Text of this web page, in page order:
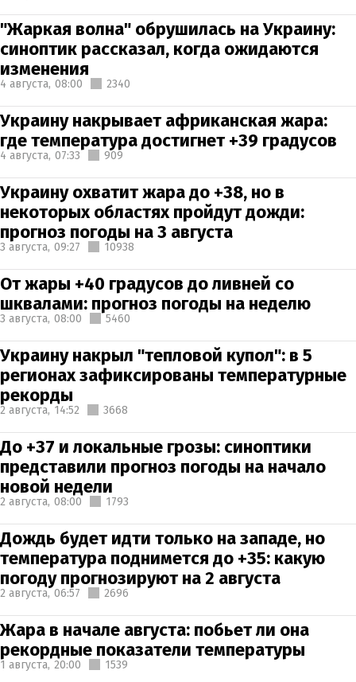
"Жаркая волна" обрушилась на Украину:
синоптик рассказал, когда ожидаются
изменения
4 августа, 08:00 2340
Украину накрывает африканская жара:
где температура достигнет +39 градусов
4 августа, 07:33 909
Украину охватит жара до +38, но в
некоторых областях пройдут дожди:
прогноз погоды на 3 августа
3 августа, 09:27 10938
От жары +40 градусов до ливней со
шквалами: прогноз погоды на неделю
3 августа, 08:00 5460
Украину накрыл "тепловой купол": в 5
регионах зафиксированы температурные
рекорды
2 августа, 14:52 3668
До +37 и локальные грозы: синоптики
представили прогноз погоды на начало
новой недели
2 августа, 08:00 1793
Дождь будет идти только на западе, но
температура поднимется до +35: какую
погоду прогнозируют на 2 августа
2 августа, 06:57 2696
Жара в начале августа: побьет ли она
рекордные показатели температуры
1 августа, 20:00 1539